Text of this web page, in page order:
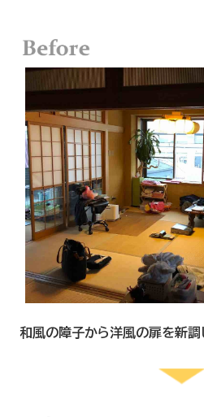
和風の障子から洋風の扉を新調